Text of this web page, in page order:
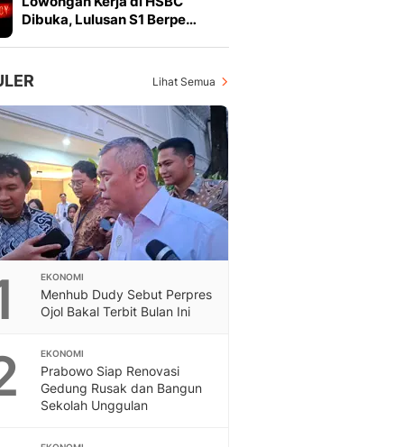
Dibuka, Lulusan S1 Berpe…
Lihat Semua
EKONOMI
Menhub Dudy Sebut Perpres
Ojol Bakal Terbit Bulan Ini
EKONOMI
Prabowo Siap Renovasi
Gedung Rusak dan Bangun
Sekolah Unggulan